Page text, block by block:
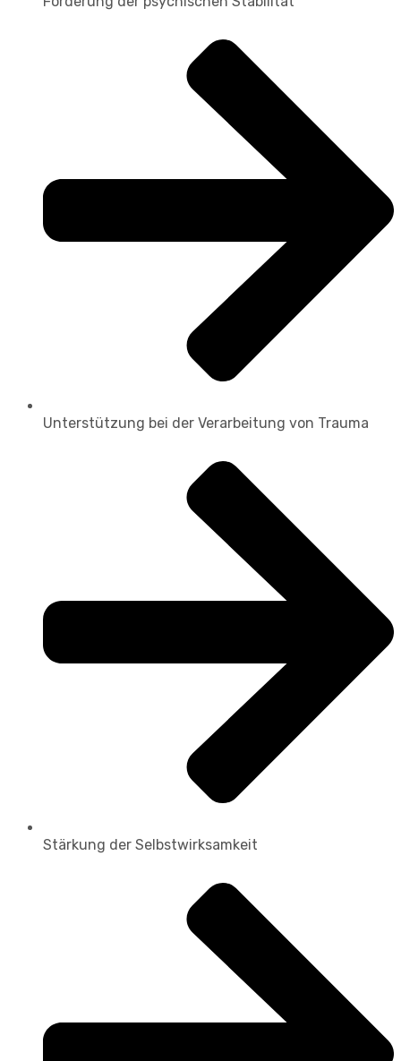
Unterstützung bei der Verarbeitung von Trauma
Stärkung der Selbstwirksamkeit